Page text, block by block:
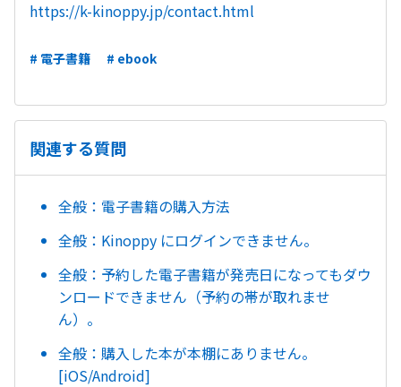
https://k-kinoppy.jp/contact.html
# 電子書籍 # ebook
関連する質問
全般：電子書籍の購入方法
全般：Kinoppy にログインできません。
全般：予約した電子書籍が発売日になってもダウ
ンロードできません（予約の帯が取れませ
ん）。
全般：購入した本が本棚にありません。
[iOS/Android]